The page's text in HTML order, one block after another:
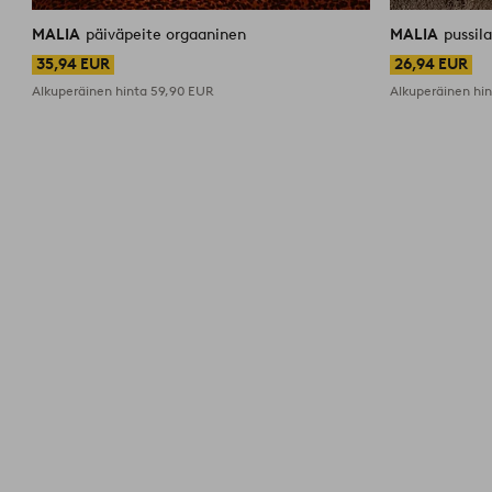
MALIA päiväpeite orgaaninen
35,94 EUR
Alkuperäinen hinta 59,90 EUR
MALIA
26,94 EUR
Alkuperäinen